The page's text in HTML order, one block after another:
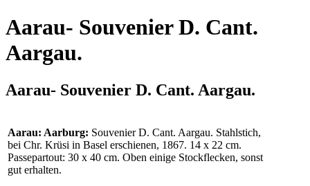
Aarau- Souvenier D. Cant.
Aargau.
Aarau- Souvenier D. Cant. Aargau.
Aarau: Aarburg: Souvenier D. Cant. Aargau. Stahlstich,
bei Chr. Krüsi in Basel erschienen, 1867. 14 x 22 cm.
Passepartout: 30 x 40 cm. Oben einige Stockflecken, sonst
gut erhalten.